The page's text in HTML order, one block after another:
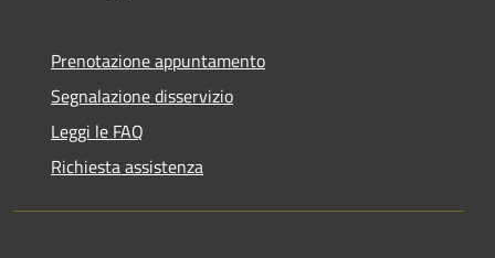
Prenotazione appuntamento
Segnalazione disservizio
Leggi le FAQ
Richiesta assistenza